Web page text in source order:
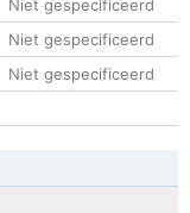
Niet gespecificeerd
Niet gespecificeerd
Niet gespecificeerd